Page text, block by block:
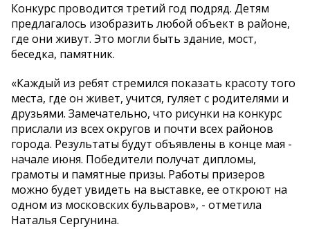
Конкурс проводится третий год подряд. Детям
предлагалось изобразить любой объект в районе,
где они живут. Это могли быть здание, мост,
беседка, памятник.
«Каждый из ребят стремился показать красоту того
места, где он живет, учится, гуляет с родителями и
друзьями. Замечательно, что рисунки на конкурс
прислали из всех округов и почти всех районов
города. Результаты будут объявлены в конце мая -
начале июня. Победители получат дипломы,
грамоты и памятные призы. Работы призеров
можно будет увидеть на выставке, ее откроют на
одном из московских бульваров», - отметила
Наталья Сергунина.